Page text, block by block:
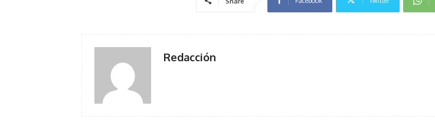
Redacción